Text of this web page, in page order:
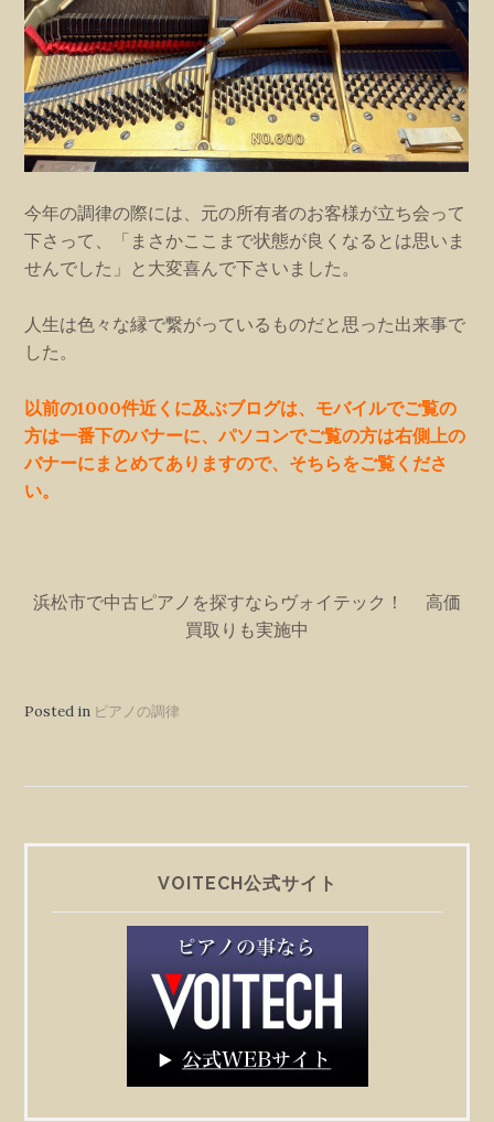
今年の調律の際には、元の所有者のお客様が立ち会って
下さって、「まさかここまで状態が良くなるとは思いま
せんでした」と大変喜んで下さいました。
人生は色々な縁で繋がっているものだと思った出来事で
した。
以前の1000件近くに及ぶブログは、モバイルでご覧の
方は一番下のバナーに、パソコンでご覧の方は右側上の
バナーにまとめてありますので、そちらをご覧くださ
い。
浜松市で中古ピアノを探すならヴォイテック！ 高価
買取りも実施中
Posted in ピアノの調律
VOITECH公式サイト